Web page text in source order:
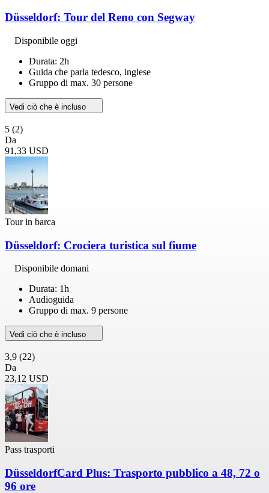
Düsseldorf: Tour del Reno con Segway
Disponibile oggi
Durata: 2h
Guida che parla tedesco, inglese
Gruppo di max. 30 persone
Vedi ciò che è incluso
5 (2)
Da
91,33 USD
Tour in barca
Düsseldorf: Crociera turistica sul fiume
Disponibile domani
Durata: 1h
Audioguida
Gruppo di max. 9 persone
Vedi ciò che è incluso
3,9 (22)
Da
23,12 USD
Pass trasporti
DüsseldorfCard Plus: Trasporto pubblico a 48, 72 o
96 ore